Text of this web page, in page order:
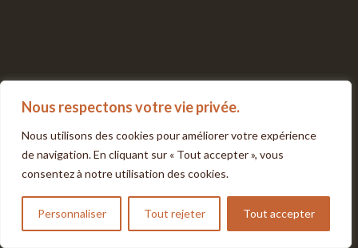
Nous respectons votre vie privée.
Nous utilisons des cookies pour améliorer votre expérience
de navigation. En cliquant sur « Tout accepter », vous
consentez à notre utilisation des cookies.
Personnaliser Tout rejeter Tout accepter